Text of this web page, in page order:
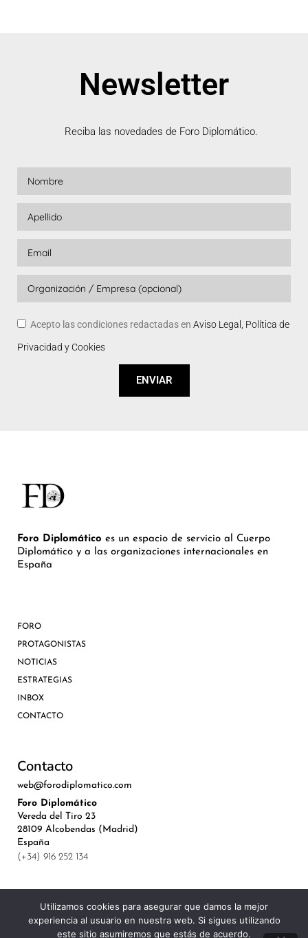
Newsletter
Reciba las novedades de Foro Diplomático.
Acepto las condiciones redactadas en Aviso Legal, Política de
Privacidad y Cookies
ENVIAR
Foro Diplomático es un espacio de servicio al Cuerpo
Diplomático y a las organizaciones internacionales en
España
FORO
PROTAGONISTAS
NOTICIAS
ESTRATEGIAS
INBOX
CONTACTO
Contacto
web@forodiplomatico.com
Foro Diplomático
Vereda del Tiro 23
28109 Alcobendas (Madrid)
España
(+34) 916 252 134
©Royal Lis Spain 2024
Utilizamos cookies para asegurar que damos la mejor
experiencia al usuario en nuestra web. Si sigues utilizando
este sitio asumiremos que estás de acuerdo.